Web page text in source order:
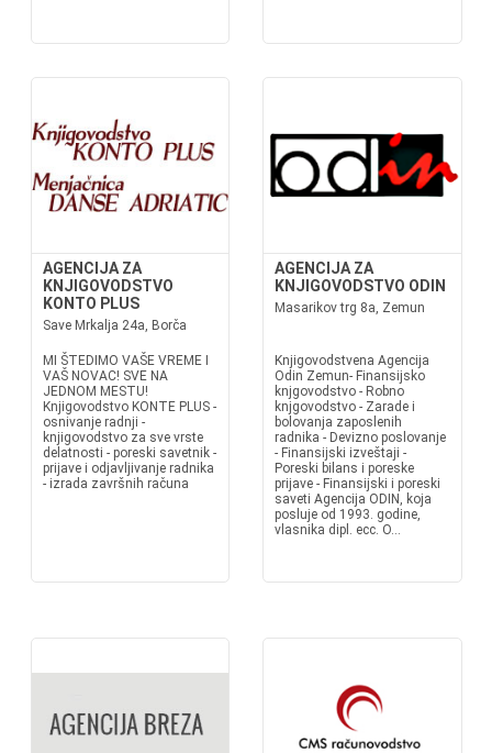
AGENCIJA ZA
KNJIGOVODSTVO
KONTO PLUS
Save Mrkalja 24a, Borča
MI ŠTEDIMO VAŠE VREME I
VAŠ NOVAC! SVE NA
JEDNOM MESTU!
Knjigovodstvo KONTE PLUS -
osnivanje radnji -
knjigovodstvo za sve vrste
delatnosti - poreski savetnik -
prijave i odjavljivanje radnika
- izrada završnih računa
AGENCIJA ZA
KNJIGOVODSTVO ODIN
Masarikov trg 8a, Zemun
Knjigovodstvena Agencija
Odin Zemun- Finansijsko
knjgovodstvo - Robno
knjgovodstvo - Zarade i
bolovanja zaposlenih
radnika - Devizno poslovanje
- Finansijski izveštaji -
Poreski bilans i poreske
prijave - Finansijski i poreski
saveti Agencija ODIN, koja
posluje od 1993. godine,
vlasnika dipl. ecc. O...